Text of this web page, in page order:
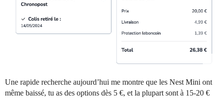
Une rapide recherche aujourd’hui me montre que les Nest Mini ont
même baissé, tu as des options dès 5 €, et la plupart sont à 15-20 €